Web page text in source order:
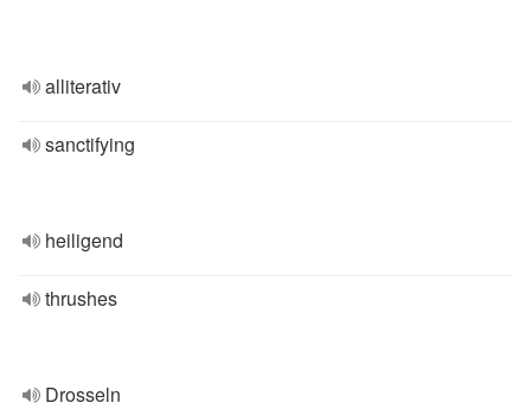
alliterativ
sanctifying
heiligend
thrushes
Drosseln